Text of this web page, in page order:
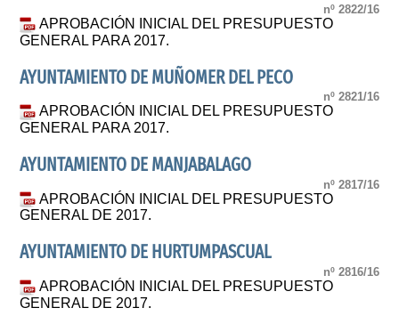
nº 2822/16
APROBACIÓN INICIAL DEL PRESUPUESTO
GENERAL PARA 2017.
AYUNTAMIENTO DE MUÑOMER DEL PECO
nº 2821/16
APROBACIÓN INICIAL DEL PRESUPUESTO
GENERAL PARA 2017.
AYUNTAMIENTO DE MANJABALAGO
nº 2817/16
APROBACIÓN INICIAL DEL PRESUPUESTO
GENERAL DE 2017.
AYUNTAMIENTO DE HURTUMPASCUAL
nº 2816/16
APROBACIÓN INICIAL DEL PRESUPUESTO
GENERAL DE 2017.